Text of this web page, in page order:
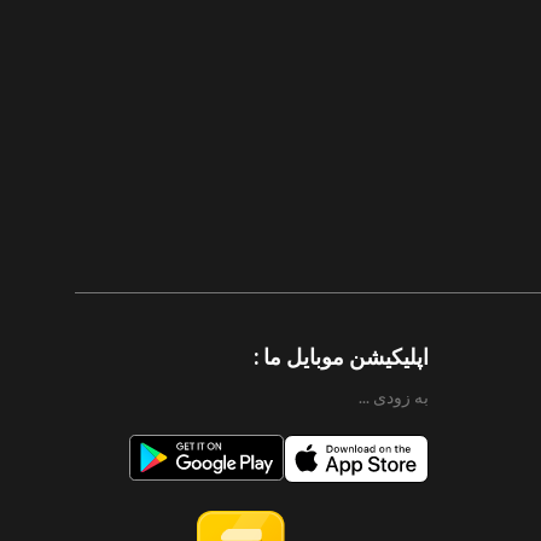
اپلیکیشن موبایل ما :
به زودی ...